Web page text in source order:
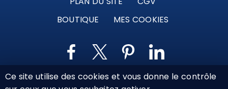
BOUTIQUE
MES COOKIES
Marque déposée © Agence Web Attichy, Compiègne,
Ce site utilise des cookies et vous donne le contrôle